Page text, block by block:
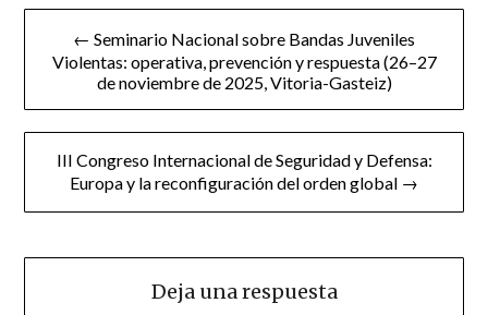
Navegación
de
entradas
← Seminario Nacional sobre Bandas Juveniles
Violentas: operativa, prevención y respuesta (26–27
de noviembre de 2025, Vitoria-Gasteiz)
III Congreso Internacional de Seguridad y Defensa:
Europa y la reconfiguración del orden global →
Deja una respuesta